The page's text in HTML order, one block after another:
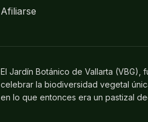
Afiliarse
El Jardín Botánico de Vallarta
celebrar la biodiversidad vegetal
en lo que entonces era un pastizal